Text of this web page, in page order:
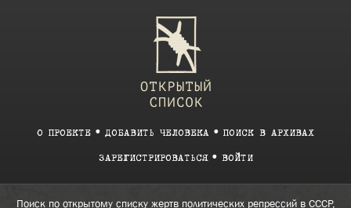
О ПРОЕКТЕ ДОБАВИТЬ ЧЕЛОВЕКА ПОИСК В АРХИВАХ
ЗАРЕГИСТРИРОВАТЬСЯ ВОЙТИ
Поиск по открытому списку жертв политических репрессий в СССР,